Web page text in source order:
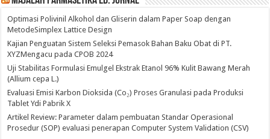
Optimasi Polivinil Alkohol dan Gliserin dalam Paper Soap dengan
MetodeSimplex Lattice Design
Kajian Penguatan Sistem Seleksi Pemasok Bahan Baku Obat di PT.
XYZMengacu pada CPOB 2024
Uji Stabilitas Formulasi Emulgel Ekstrak Etanol 96% Kulit Bawang Merah
(Allium cepa L.)
Evaluasi Emisi Karbon Dioksida (Co₂) Proses Granulasi pada Produksi
Tablet Ydi Pabrik X
Artikel Review: Parameter dalam pembuatan Standar Operasional
Prosedur (SOP) evaluasi penerapan Computer System Validation (CSV)